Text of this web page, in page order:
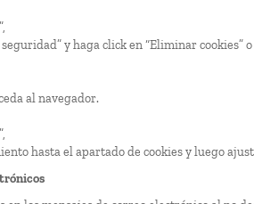
y haga click en “Eliminar cookies”
al navegador.
hasta el apartado de cookies y luego